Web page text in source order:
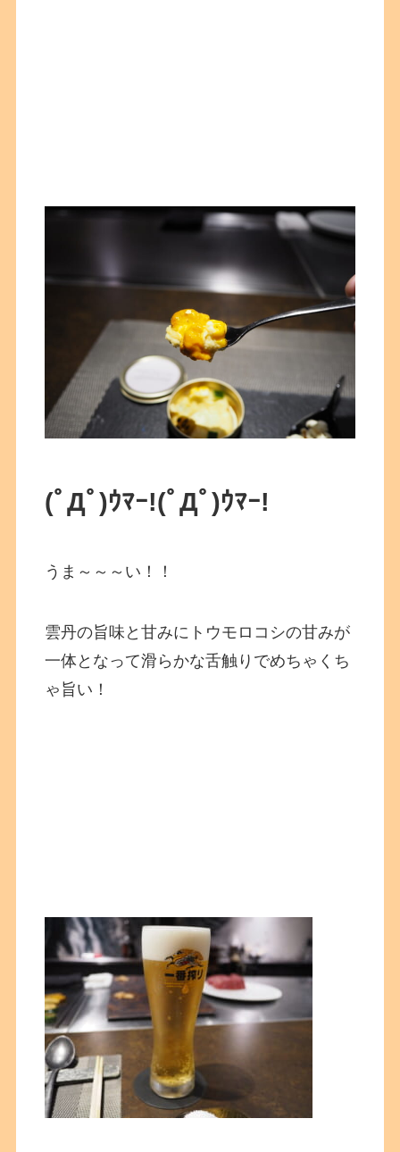
(ﾟДﾟ)ｳﾏｰ!(ﾟДﾟ)ｳﾏｰ!
うま～～～い！！
雲丹の旨味と甘みにトウモロコシの甘みが
一体となって滑らかな舌触りでめちゃくち
ゃ旨い！